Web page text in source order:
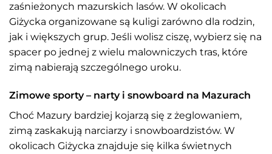
zaśnieżonych mazurskich lasów. W okolicach
Giżycka organizowane są kuligi zarówno dla rodzin,
jak i większych grup. Jeśli wolisz ciszę, wybierz się na
spacer po jednej z wielu malowniczych tras, które
zimą nabierają szczególnego uroku.
Zimowe sporty – narty i snowboard na Mazurach
Choć Mazury bardziej kojarzą się z żeglowaniem,
zimą zaskakują narciarzy i snowboardzistów. W
okolicach Giżycka znajduje się kilka świetnych